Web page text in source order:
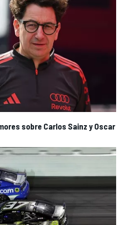
sobre Carlos Sainz y Oscar